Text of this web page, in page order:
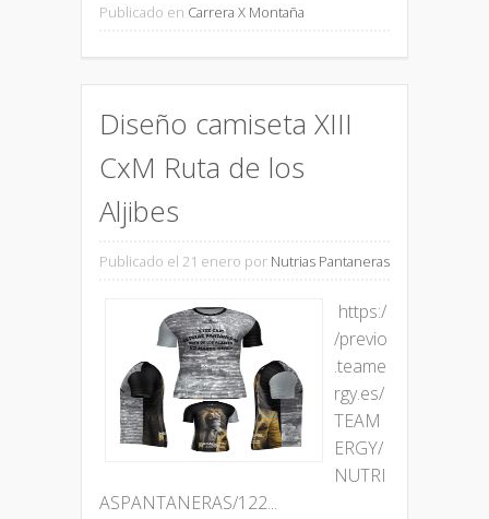
Publicado en Carrera X Montaña
Diseño camiseta XIII
CxM Ruta de los
Aljibes
Publicado el 21 enero por Nutrias Pantaneras
https:/
/previo
.teame
rgy.es/
TEAM
ERGY/
NUTRI
ASPANTANERAS/122...